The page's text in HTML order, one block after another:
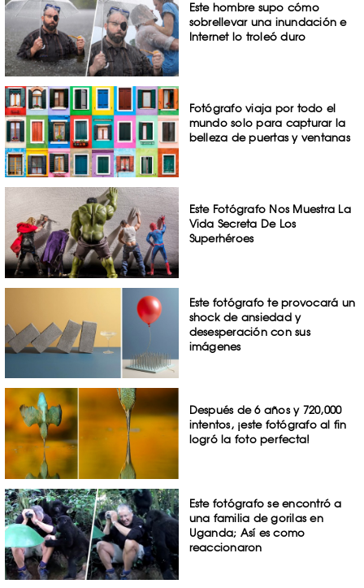
Este hombre supo cómo
sobrellevar una inundación e
Internet lo troleó duro
Fotógrafo viaja por todo el
mundo solo para capturar la
belleza de puertas y ventanas
Este Fotógrafo Nos Muestra La
Vida Secreta De Los
Superhéroes
Este fotógrafo te provocará un
shock de ansiedad y
desesperación con sus
imágenes
Después de 6 años y 720,000
intentos, ¡este fotógrafo al fin
logró la foto perfecta!
Este fotógrafo se encontró a
una familia de gorilas en
Uganda; Así es como
reaccionaron